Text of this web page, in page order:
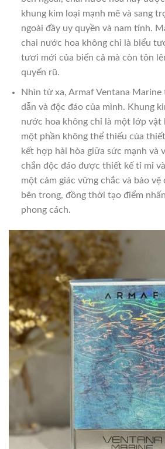
khung kim loại mạnh mẽ và sang
ngoài đầy uy quyền và nam tính.
chai nước hoa không chỉ là biểu
tươi mới của biển cả mà còn tôn
quyến rũ.
Nhìn từ xa, Armaf Ventana Marine
dẫn và độc đáo của mình. Khung
nước hoa không chỉ là một lớp vật
một phần không thể thiếu của
kết hợp hài hòa giữa sức mạnh và
chắn độc đáo được thiết kế tỉ mỉ
một cảm giác vững chắc và bảo
bên trong, đồng thời tạo điểm
phong cách.